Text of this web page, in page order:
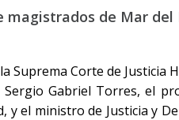
magistrados de Mar del
Suprema Corte de Justicia
Sergio Gabriel Torres, el
y el ministro de Justicia y